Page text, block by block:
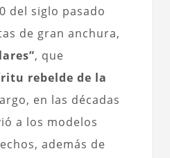
del siglo pasado
de gran anchura,
, que
rebelde de la
en las décadas
a los modelos
además de